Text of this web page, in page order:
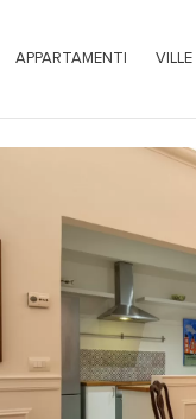
APPARTAMENTI VILLE